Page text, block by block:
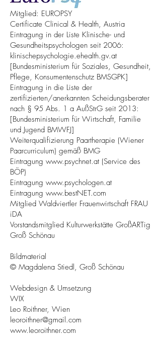
Mitglied: EUROPSY
Certificate Clinical & Health, Austria
Eintragung in der Liste Klinische- und
Gesundheitspsychologen seit 2006:
klinischepsychologie.ehealth.gv.at
[Bundesministerium für Soziales, Gesundheit,
Pflege, Konsumentenschutz BMSGPK]
Eintragung in die Liste der
zertifizierten/anerkannten Scheidungsberater
nach § 95 Abs. 1 a AußStrG seit 2013:
[Bundesministerium für Wirtschaft, Familie
und Jugend BMWFJ]
Weiterqualifizierung Paartherapie (Wiener
Paarcurriculum) gemäß BMG
Eintragung www.psychnet.at (Service des
BÖP)
Eintragung www.psychologen.at
Eintragung www.bestNET.com
Mitglied Waldviertler Frauenwirtschaft FRAU
iDA
Vorstandsmitglied Kulturwerkstätte GroßARTig
Groß Schönau
Bildmaterial
© Magdalena Stiedl, Groß Schönau
Webdesign & Umsetzung
WIX
Leo Roithner, Wien
leoroithner@gmail.com
www.leoroithner.com